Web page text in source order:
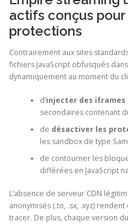
actifs conçus
protections
Contrairement aux sites
fichiers JavaScript obfusqués
dynamiquement au moment du
d’injecter des iframes
secondaires contenant
de désactiver les
les sandbox de type
de contourner les
différées en JavaScript
L’absence de serveur CDN
anonymisés (.to, .sx, .xyz)
tracer. De plus, chaque version